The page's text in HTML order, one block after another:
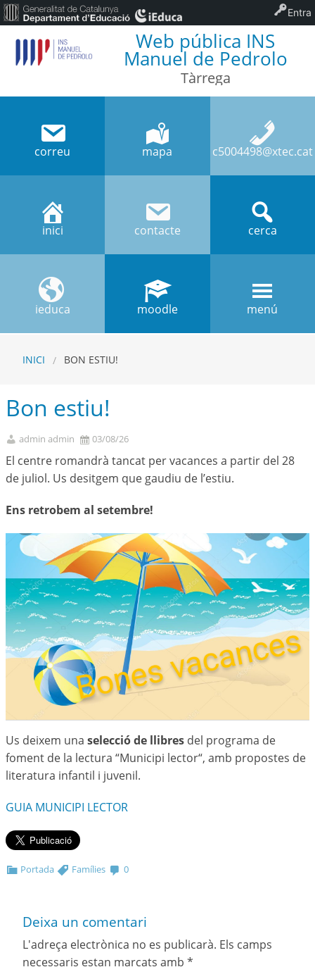
Web pública INS
Manuel de Pedrolo
Tàrrega
correu mapa c5004498@xtec.cat
inici contacte cerca
ieduca moodle menú
INICI BON ESTIU!
Bon estiu!
admin admin 03/08/26
El centre romandrà tancat per vacances a partir del 28
de juliol. Us desitgem que gaudiu de l’estiu.
Ens retrobem al setembre!
Us deixem una selecció de llibres del programa de
foment de la lectura “Municipi lector“, amb propostes de
literatura infantil i juvenil.
GUIA MUNICIPI LECTOR
Portada Famílies 0
Deixa un comentari
L'adreça electrònica no es publicarà. Els camps
necessaris estan marcats amb *
Entra